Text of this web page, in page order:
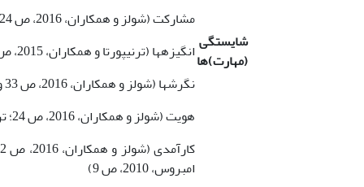
شایستگی
(مهارت)ها
مشارکت (شولز و همکاران، 2016، ص 24؛ ترنیپورتا و همکاران، 2015، ص 35)
انگیزه­ها (ترنیپورتا و همکاران، 2015، ص 36؛ ادینگتن و امبروس
نگرش­ها (شولز و همکاران، 2016، ص 33 و 40)
هویت (شولز و همکاران، 2016، ص 24؛ ترنیپورتا و همکاران، 2015، ص 35)
امبروس، 2010، ص 9)